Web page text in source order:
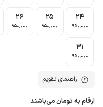
24
950٬000
25
950٬000
26
950٬000
31
950٬000
راهنمای تقویم
ارقام به تومان می‌باشند